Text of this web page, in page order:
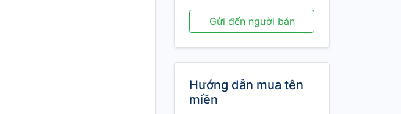
Gửi đến người bán
Hướng dẫn mua tên
miền